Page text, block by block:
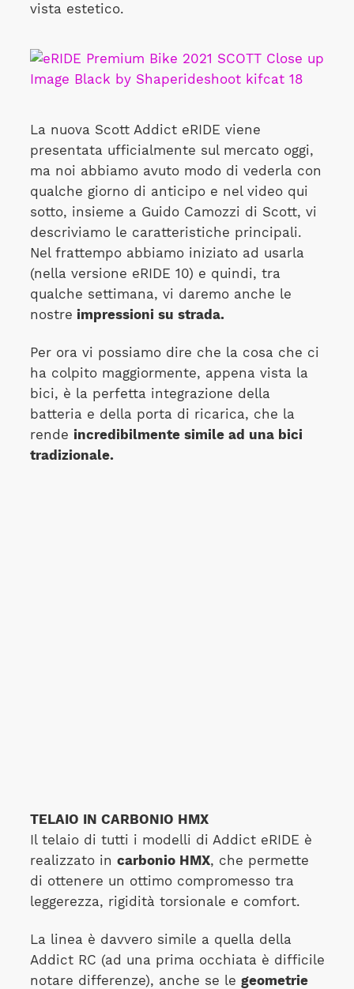
vista estetico.
La nuova Scott Addict eRIDE viene
presentata ufficialmente sul mercato oggi,
ma noi abbiamo avuto modo di vederla con
qualche giorno di anticipo e nel video qui
sotto, insieme a Guido Camozzi di Scott, vi
descriviamo le caratteristiche principali.
Nel frattempo abbiamo iniziato ad usarla
(nella versione eRIDE 10) e quindi, tra
qualche settimana, vi daremo anche le
nostre impressioni su strada.
Per ora vi possiamo dire che la cosa che ci
ha colpito maggiormente, appena vista la
bici, è la perfetta integrazione della
batteria e della porta di ricarica, che la
rende incredibilmente simile ad una bici
tradizionale.
TELAIO IN CARBONIO HMX
Il telaio di tutti i modelli di Addict eRIDE è
realizzato in carbonio HMX, che permette
di ottenere un ottimo compromesso tra
leggerezza, rigidità torsionale e comfort.
La linea è davvero simile a quella della
Addict RC (ad una prima occhiata è difficile
notare differenze), anche se le geometrie